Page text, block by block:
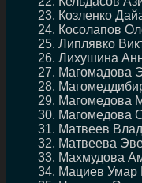
Козленко
Косолапов
Липлявко
Лихушина
Магомадова
Магомедова
Магомедова
Матвеев
Матвеева
Махмудова
Мациев Умар